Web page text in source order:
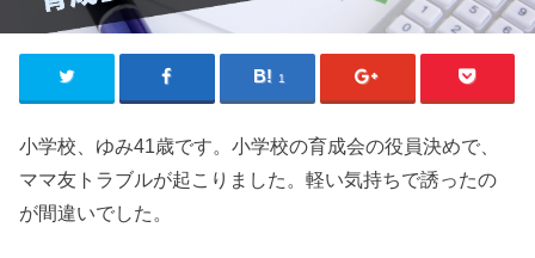
1
小学校、ゆみ41歳です。小学校の育成会の役員決めで、
ママ友トラブルが起こりました。軽い気持ちで誘ったの
が間違いでした。